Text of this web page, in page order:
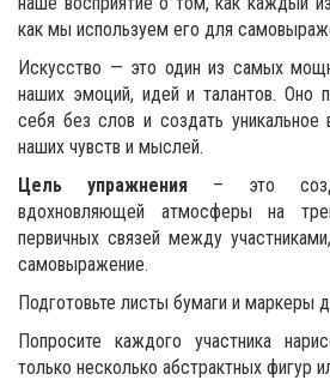
как мы используем его для
Искусство — это один из самых
наших эмоций, идей и талантов. Оно
себя без слов и создать уникальное
наших чувств и мыслей.
Цель упражнения – это
вдохновляющей атмосферы на
первичных связей между
самовыражение.
Подготовьте листы бумаги и маркеры
Попросите каждого участника
только несколько абстрактных фигур